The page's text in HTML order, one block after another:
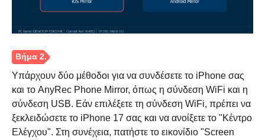
Υπάρχουν δύο μέθοδοι για να συνδέσετε το iPhone σας
και το AnyRec Phone Mirror, όπως η σύνδεση WiFi και η
σύνδεση USB. Εάν επιλέξετε τη σύνδεση WiFi, πρέπει να
ξεκλειδώσετε το iPhone 17 σας και να ανοίξετε το "Κέντρο
Ελέγχου". Στη συνέχεια, πατήστε το εικονίδιο "Screen